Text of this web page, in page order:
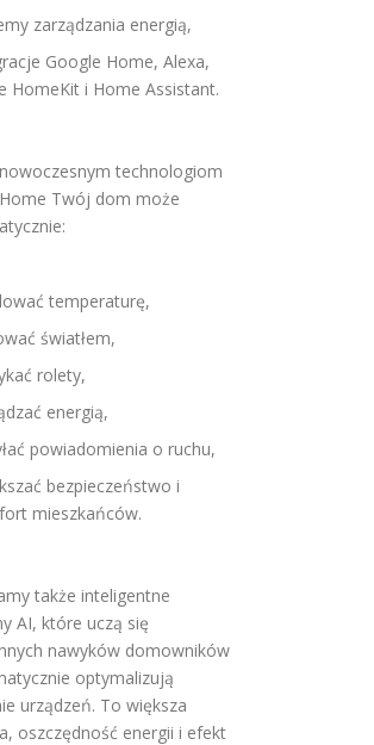
zarządzania energią,
Google Home, Alexa,
HomeKit i Home Assistant.
technologiom
Twój dom może
temperaturę,
światłem,
rolety,
energią,
powiadomienia o ruchu,
bezpieczeństwo i
mieszkańców.
także inteligentne
AI, które uczą się
nawyków domowników
optymalizują
urządzeń. To większa
oszczędność energii i efekt